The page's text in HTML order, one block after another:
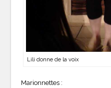
Lili donne de la voix
Marionnettes :